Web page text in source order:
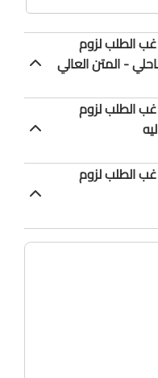
غب الطلب لزوم
- المتن العالي
غب الطلب لزوم
غب الطلب لزوم